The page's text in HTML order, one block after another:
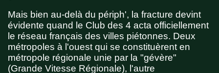
Mais bien au-delà du périph', la fracture devint
évidente quand le Club des 4 acta officiellement
le réseau français des villes piétonnes. Deux
métropoles à l'ouest qui se constituèrent en
métropole régionale unie par la "gévère"
(Grande Vitesse Régionale), l'autre